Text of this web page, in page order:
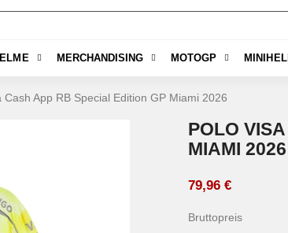
MERCHANDISING MOTOGP
Cash App RB Special Edition GP Miami 2026
POLO
MIAMI 2026
79,96 €
Bruttopreis